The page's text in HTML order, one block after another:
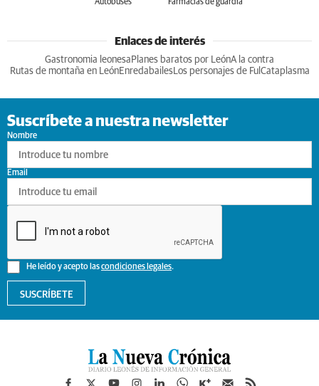
Autobuses Farmacias de guardia
Enlaces de interés
Gastronomia leonesa Planes baratos por LeónA la contra
Rutas de montaña en LeónEnredabailesLos personajes de Ful Cataplasma
Suscríbete a nuestra newsletter
Nombre
He leído y acepto lascondiciones legales.
Email
SUSCRÍBETE